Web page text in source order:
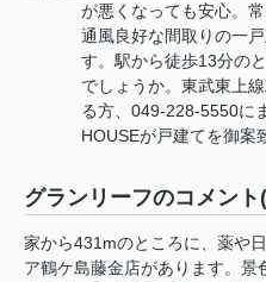
が悪くなっても安心。
通風良好な間取りの一
す。駅から徒歩13分の
でしょうか。東武東上
る方、049-228-5550に
HOUSEが戸建てを御案
グランリーフのコメン
家から431mのところに、薬や
ア鶴ケ島藤金店があります。